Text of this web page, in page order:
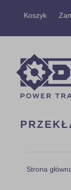
Koszyk
Strona